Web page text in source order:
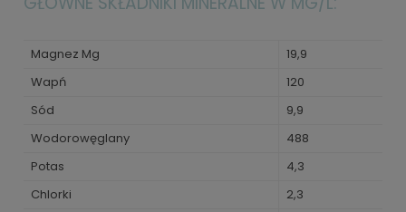
Magnez Mg
19,9
Wapń
120
Sód
9,9
Wodorowęglany
488
Potas
4,3
Chlorki
2,3